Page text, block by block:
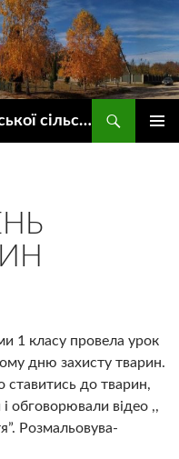
Грозинецький ліцей Топорівської сільської ради
1 класу провела урок
дню захисту тварин.
ставитись до тварин,
обговорювали відео ,,
Розмальовува-